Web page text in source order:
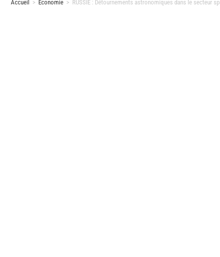
Accueil > Economie > RUSSIE : Détournements astronomiques dans le secteur